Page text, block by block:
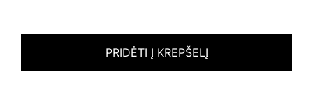
PRIDĖTI Į KREPŠELĮ